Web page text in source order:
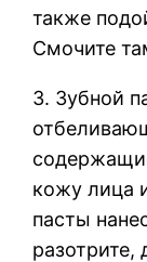
также
Смочите
3. Зубной
кожу лица
пасты